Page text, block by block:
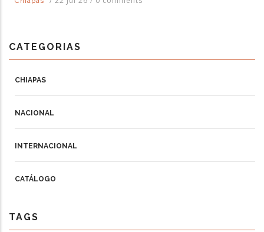
CATEGORIAS
CHIAPAS
NACIONAL
INTERNACIONAL
CATÁLOGO
TAGS